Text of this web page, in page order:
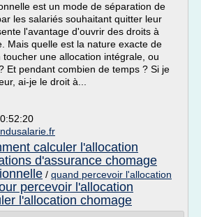
est un mode de séparation de
les salariés souhaitant quitter leur
l'avantage d'ouvrir des droits à
Mais quelle est la nature exacte de
une allocation intégrale, ou
Et pendant combien de temps ? Si je
ai-je le droit à...
calculer l'allocation
d'assurance chomage
/ quand percevoir l'allocation
percevoir l'allocation
l'allocation chomage